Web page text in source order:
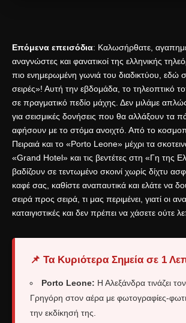
Επόμενα επεισόδια: Καλωσήρθατε,
αναγνώστες και φανατικοί της ελληνικής
πιο ενημερωμένη γωνιά του διαδικτύου, εδώ
σειρές»! Αυτή την εβδομάδα, το τηλεοπτικό
σε πραγματικό πεδίο μάχης. Δεν μιλάμε απλώς
για σεισμικές δονήσεις που θα αλλάξουν τα
αφήσουν με το στόμα ανοιχτό. Από το
Πειραιά και το «Porto Leone» μέχρι τα
«Grand Hotel» και τις βεντέτες στη «Γη της
βαδίζουν σε τεντωμένο σκοινί χωρίς δίχτυ
καφέ σας, καθίστε αναπαυτικά και ελάτε να
σειρά προς σειρά, τι μας περιμένει, γιατί οι
καταιγιστικές και δεν πρέπει να χάσετε ούτε
📌 Τα Κυριότερα Σημεία σε 1
Porto Leone: Η Αλεξάνδρα τινάζει
Γρηγόρη στον αέρα με φωτογραφίες-
την εκδίκησή της.